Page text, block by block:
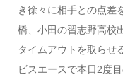
き徐々に相手との点差
橋、小田の習志野高校
タイムアウトを取らせ
ビスエースで本日2度